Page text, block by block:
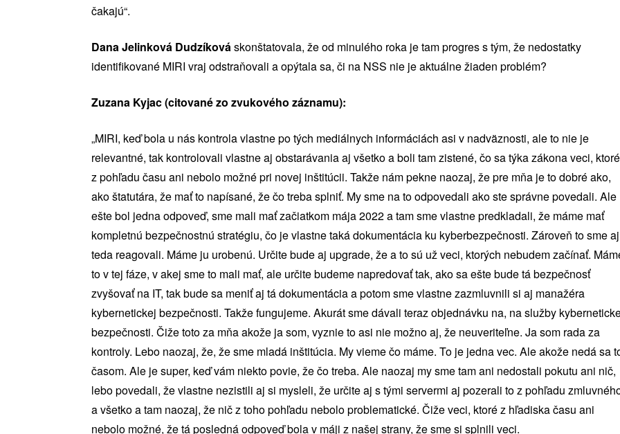
čakajú“.
Dana Jelinková Dudzíkováskonštatovala, že od minulého roka je tam progres s tým, že nedostatky
identifikované MIRI vraj odstraňovali a opýtala sa, či na NSS nie je aktuálne žiaden problém?
Zuzana Kyjac (citované zo zvukového záznamu):
„MIRI, keď bola u nás kontrola vlastne po tých mediálnych informáciách asi v nadväznosti, ale to nie je
relevantné, tak kontrolovali vlastne aj obstarávania aj všetko a boli tam zistené, čo sa týka zákona veci, ktoré
z pohľadu času ani nebolo možné pri novej inštitúcii. Takže nám pekne naozaj, že pre mňa je to dobré ako,
ako štatutára, že mať to napísané, že čo treba splniť. My sme na to odpovedali ako ste správne povedali. Ale
ešte bol jedna odpoveď, sme mali mať začiatkom mája 2022 a tam sme vlastne predkladali, že máme mať
kompletnú bezpečnostnú stratégiu, čo je vlastne taká dokumentácia ku kyberbezpečnosti. Zároveň to sme aj
teda reagovali. Máme ju urobenú. Určite bude aj upgrade, že a to sú už veci, ktorých nebudem začínať.
to v tej fáze, v akej sme to mali mať, ale určite budeme napredovať tak, ako sa ešte bude tá bezpečnosť
zvyšovať na IT, tak bude sa meniť aj tá dokumentácia a potom sme vlastne zazmluvnili si aj manažéra
kybernetickej bezpečnosti. Takže fungujeme. Akurát sme dávali teraz objednávku na, na služby
bezpečnosti. Čiže toto za mňa akože ja som, vyznie to asi nie možno aj, že neuveriteľne. Ja som rada za
kontroly. Lebo naozaj, že, že sme mladá inštitúcia. My vieme čo máme. To je jedna vec. Ale akože nedá sa
časom. Ale je super, keď vám niekto povie, že čo treba. Ale naozaj my sme tam ani nedostali pokutu ani nič,
lebo povedali, že vlastne nezistili aj si mysleli, že určite aj s tými servermi aj pozerali to z pohľadu
a všetko a tam naozaj, že nič z toho pohľadu nebolo problematické. Čiže veci, ktoré z hľadiska času ani
nebolo možné, že tá posledná odpoveď bola v máji z našej strany, že sme si splnili veci.